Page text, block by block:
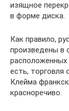
изящное
в форме диска.
Как правило,
произведены в
расположенных
есть, торговля
Клейма
красноречиво.